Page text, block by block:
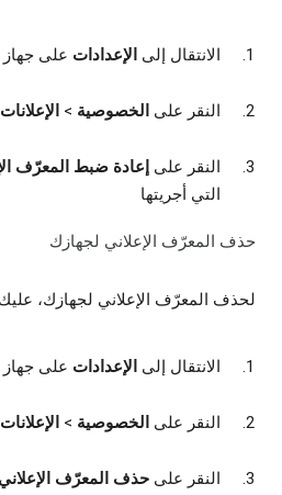
الانتقال إلى الإعدادات على جهاز Android
النقر على الخصوصية > الإعلانات
النقر على إعادة ضبط المعرّف
التي أجريتها
حذف المعرّف الإعلاني لجهازك
لحذف المعرّف الإعلاني لجهازك،
الانتقال إلى الإعدادات على جهاز Android
النقر على الخصوصية > الإعلانات
النقر على حذف المعرّف الإعلاني